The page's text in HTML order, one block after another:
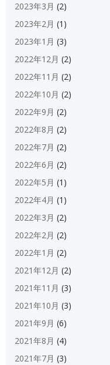
2023年3月 (2)
2023年2月 (1)
2023年1月 (3)
2022年12月 (2)
2022年11月 (2)
2022年10月 (2)
2022年9月 (2)
2022年8月 (2)
2022年7月 (2)
2022年6月 (2)
2022年5月 (1)
2022年4月 (1)
2022年3月 (2)
2022年2月 (2)
2022年1月 (2)
2021年12月 (2)
2021年11月 (3)
2021年10月 (3)
2021年9月 (6)
2021年8月 (4)
2021年7月 (3)